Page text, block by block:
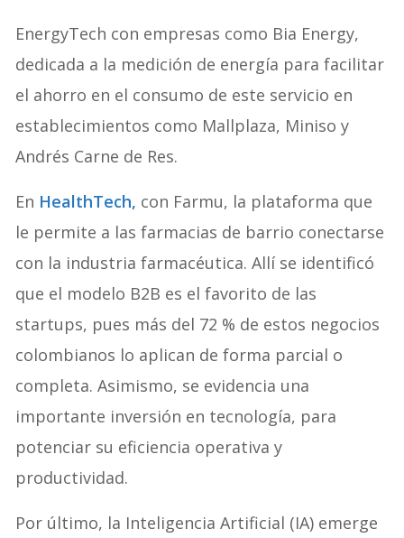
EnergyTech con empresas como Bia Energy,
dedicada a la medición de energía para facilitar
el ahorro en el consumo de este servicio en
establecimientos como Mallplaza, Miniso y
Andrés Carne de Res.
En HealthTech, con Farmu, la plataforma que
le permite a las farmacias de barrio conectarse
con la industria farmacéutica. Allí se identificó
que el modelo B2B es el favorito de las
startups, pues más del 72 % de estos negocios
colombianos lo aplican de forma parcial o
completa. Asimismo, se evidencia una
importante inversión en tecnología, para
potenciar su eficiencia operativa y
productividad.
Por último, la Inteligencia Artificial (IA) emerge